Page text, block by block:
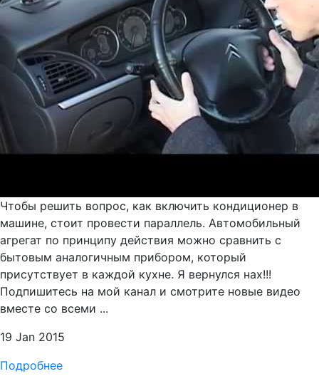
Чтобы решить вопрос, как включить кондиционер в
машине, стоит провести параллель. Автомобильный
агрегат по принципу действия можно сравнить с
бытовым аналогичным прибором, который
присутствует в каждой кухне. Я вернулся нах!!!
Подпишитесь на мой канал и смотрите новые видео
вместе со всеми ...
19 Jan 2015
Подробнее